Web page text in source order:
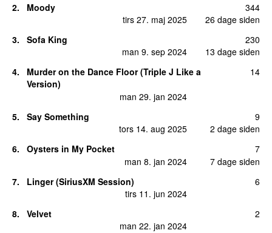
2.
Moody
tirs 27. maj 2025
26 dage siden
344
3.
Sofa King
man 9. sep 2024
13 dage siden
230
4.
Murder on the Dance Floor (Triple J Like a
Version)
man 29. jan 2024
14
5.
Say Something
tors 14. aug 2025
2 dage siden
9
6.
Oysters in My Pocket
man 8. jan 2024
7 dage siden
7
7.
Linger (SiriusXM Session)
tirs 11. jun 2024
6
8.
Velvet
man 22. jan 2024
2